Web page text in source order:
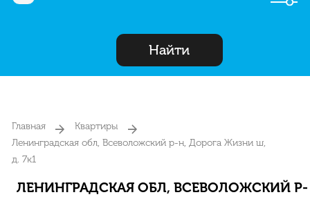
Найти
Главная
Квартиры
Ленинградская обл, Всеволожский р-н, Дорога Жизни ш,
д. 7к1
ЛЕНИНГРАДСКАЯ ОБЛ, ВСЕВОЛОЖСКИЙ Р-